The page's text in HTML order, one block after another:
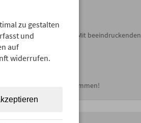
wieder in Deutschland. Mit beeindruckenden
endet Ihre Reise.
im Tourenverlauf kommen!
zu gestalten
und
auf
widerrufen.